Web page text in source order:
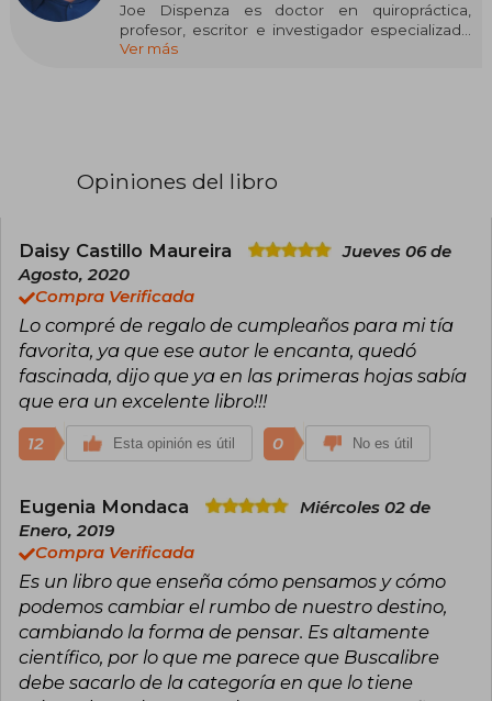
Joe Dispenza es doctor en quiropráctica,
profesor, escritor e investigador especializado
en neurología, neurociencia, bioquímica y
Hoy viaja por todo el mundo enseñando a la
vida más sana y feliz. Joe Dispenza, que se dio a
conocer a raíz de su aparición en el premiado
documental “¿Y tú qué sabes?”, es autor de los
superventas “Deja de ser tú” y “El placebo eres
tú”.
Ver más
Opiniones del libro
Daisy Castillo Maureira
Jueves 06 de
Agosto, 2020
Compra Verificada
Lo compré de regalo de cumpleaños para mi tía
favorita, ya que ese autor le encanta, quedó
fascinada, dijo que ya en las primeras hojas sabía
que era un excelente libro!!!
12 Esta opinión es útil 0 No es útil
Eugenia Mondaca
Miércoles 02 de
Enero, 2019
Compra Verificada
Es un libro que enseña cómo pensamos y cómo
podemos cambiar el rumbo de nuestro destino,
cambiando la forma de pensar. Es altamente
científico, por lo que me parece que Buscalibre
debe sacarlo de la categoría en que lo tiene